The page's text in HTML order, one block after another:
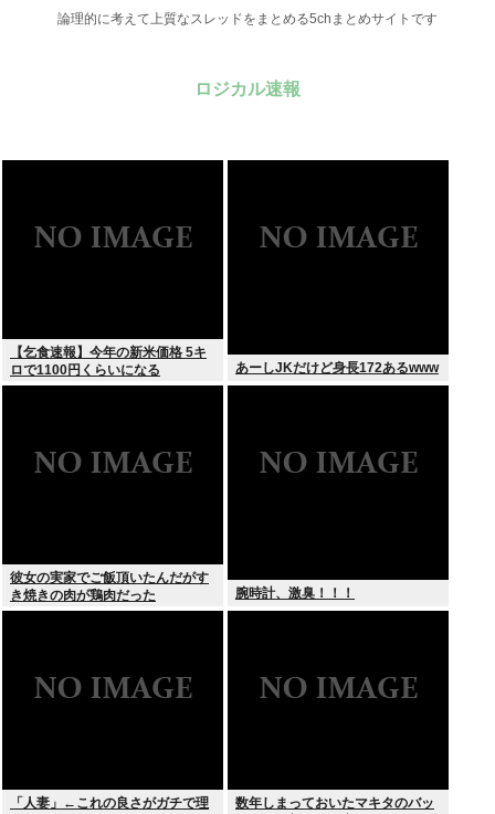
論理的に考えて上質なスレッドをまとめる5chまとめサイトです
ロジカル速報
【乞食速報】今年の新米価格 5キ
ロで1100円くらいになる
あーしJKだけど身長172あるwww
彼女の実家でご飯頂いたんだがす
き焼きの肉が鶏肉だった
腕時計、激臭！！！
「人妻」←これの良さがガチで理
数年しまっておいたマキタのバッ